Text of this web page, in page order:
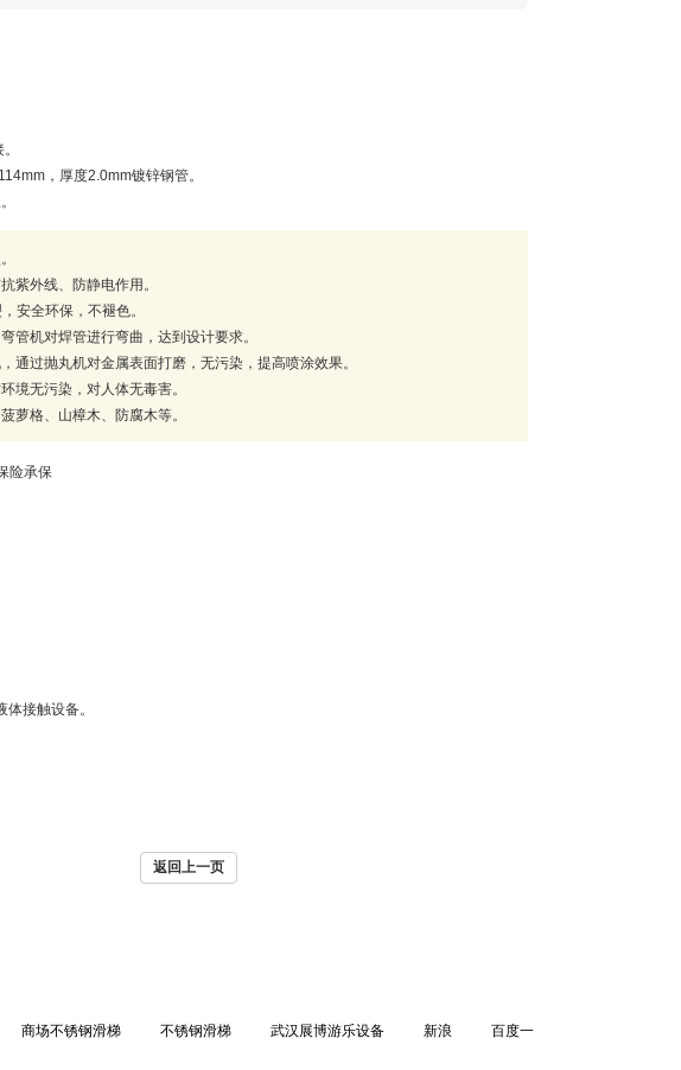
，厚度2.0mm镀锌钢管。
紫外线、防静电作用。
安全环保，不褪色。
管机对焊管进行弯曲，达到设计要求。
通过抛丸机对金属表面打磨，无污染，提高喷涂效果。
境无污染，对人体无毒害。
萝格、山樟木、防腐木等。
险承保
接触设备。
返回上一页
商场不锈钢滑梯 不锈钢滑梯 武汉展博游乐设备 新浪
百度一